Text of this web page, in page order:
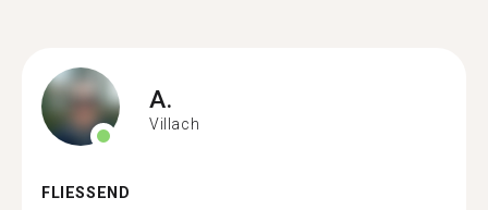
A.
Villach
FLIESSEND